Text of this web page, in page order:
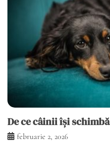
De ce câinii își
februarie 2, 2026